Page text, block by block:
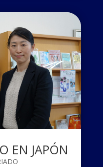
EN JAPÓN